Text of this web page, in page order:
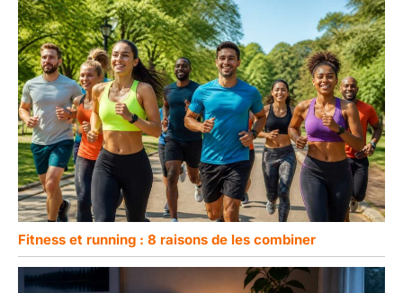
Fitness et running : 8 raisons de les combiner